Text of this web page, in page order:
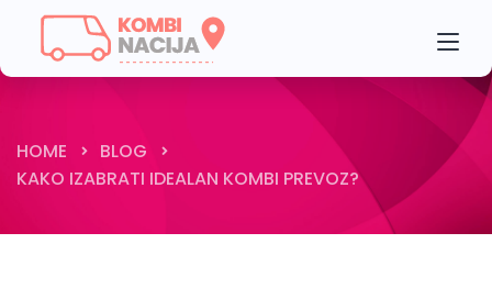
HOME
BLOG
KAKO IZABRATI IDEALAN KOMBI PREVOZ?